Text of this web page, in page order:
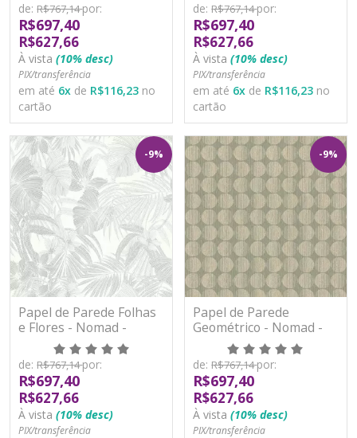
de: R$767,14por:
R$697,40
R$627,66
À vista (10% desc)
PIX/transferência
em até 6x de R$116,23 no
cartão
de: R$767,14por:
R$697,40
R$627,66
À vista (10% desc)
PIX/transferência
em até 6x de R$116,23 no
cartão
-9%
Papel de Parede Folhas
e Flores - Nomad -
A51303 - Vinílico
de: R$767,14por:
R$697,40
R$627,66
À vista (10% desc)
PIX/transferência
-9%
Papel de Parede
Geométrico - Nomad -
A53203 - Vinílico
de: R$767,14por:
R$697,40
R$627,66
À vista (10% desc)
PIX/transferência